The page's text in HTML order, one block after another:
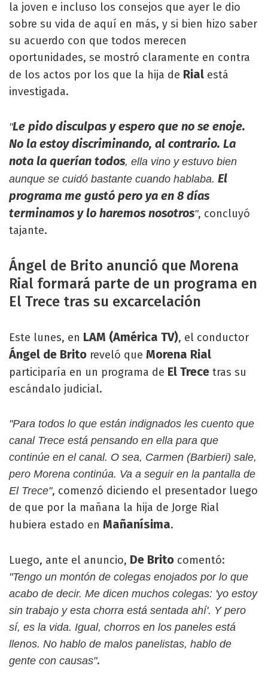
la joven e incluso los consejos que ayer le dio
sobre su vida de aquí en más, y si bien hizo saber
su acuerdo con que todos merecen
oportunidades, se mostró claramente en contra
de los actos por los que la hija de Rial está
investigada.
"Le pido disculpas y espero que no se enoje.
No la estoy discriminando, al contrario. La
nota la querían todos, ella vino y estuvo bien
aunque se cuidó bastante cuando hablaba. El
programa me gustó pero ya en 8 días
terminamos y lo haremos nosotros", concluyó
tajante.
Ángel de Brito anunció que Morena
Rial formará parte de un programa en
El Trece tras su excarcelación
Este lunes, en LAM (América TV), el conductor
Ángel de Brito reveló que Morena Rial
participaría en un programa de El Trece tras su
escándalo judicial.
"Para todos lo que están indignados les cuento que
canal Trece está pensando en ella para que
continúe en el canal. O sea, Carmen (Barbieri) sale,
pero Morena continúa. Va a seguir en la pantalla de
El Trece", comenzó diciendo el presentador luego
de que por la mañana la hija de Jorge Rial
hubiera estado en Mañanísima.
Luego, ante el anuncio, De Brito comentó:
"Tengo un montón de colegas enojados por lo que
acabo de decir. Me dicen muchos colegas: 'yo estoy
sin trabajo y esta chorra está sentada ahí'. Y pero
sí, es la vida. Igual, chorros en los paneles está
llenos. No hablo de malos panelistas, hablo de
gente con causas".